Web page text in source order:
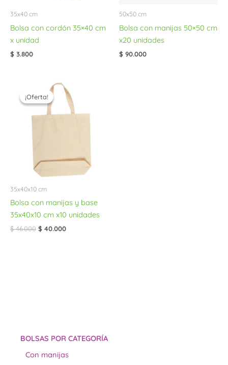
BOLSAS POR CATEGORÍA
Con manijas
35x40 cm
Bolsa con cordón 35×40 cm
x unidad
$ 3.800
50x50 cm
Bolsa con manijas 50×50 cm
x20 unidades
$ 90.000
¡Oferta!
¡Oferta!
35x40x10 cm
Bolsa con manijas y base
35x40x10 cm x10 unidades
$46.000
precio
original
era:
$ 40.000
precio
actual
es: